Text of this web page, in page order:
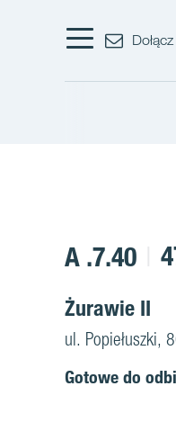
A .7.40
Żurawie II
ul. Popiełuszki,
Gotowe do